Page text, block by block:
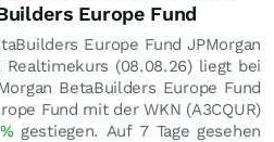
Europe Fund
Europe Fund JPMorgan
Realtimekurs (08.08.26) liegt bei
BetaBuilders Europe Fund
Fund mit der WKN (A3CQUR)
%gestiegen. Auf 7 Tage gesehen